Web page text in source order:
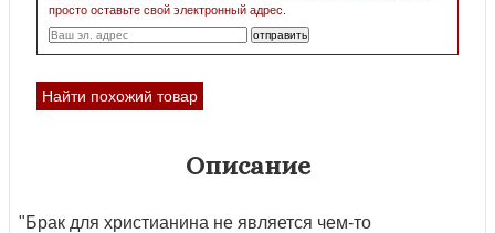
просто оставьте свой электронный адрес.
Найти похожий товар
Описание
"Брак для христианина не является чем-то